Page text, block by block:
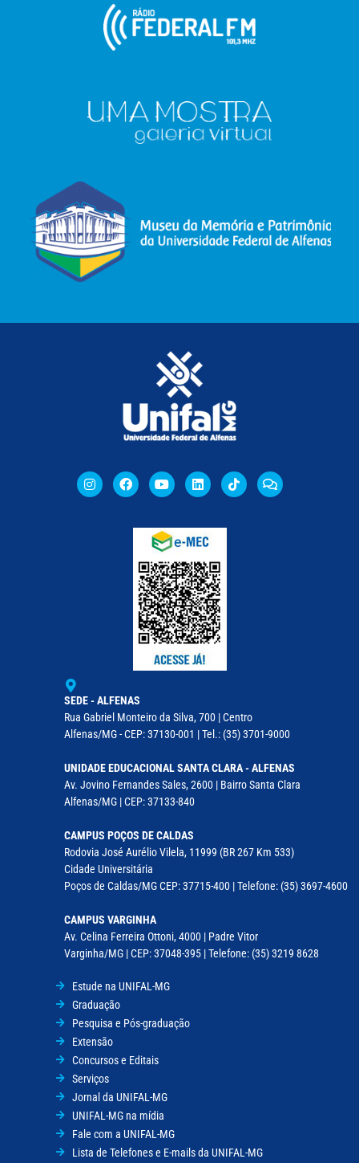
SEDE - ALFENAS
Rua Gabriel Monteiro da Silva, 700 | Centro
Alfenas/MG - CEP: 37130-001 | Tel.: (35) 3701-9000
UNIDADE EDUCACIONAL SANTA CLARA - ALFENAS
Av. Jovino Fernandes Sales, 2600 | Bairro Santa Clara
Alfenas/MG | CEP: 37133-840
CAMPUS POÇOS DE CALDAS
Rodovia José Aurélio Vilela, 11999 (BR 267 Km 533)
Cidade Universitária
Poços de Caldas/MG CEP: 37715-400 | Telefone: (35) 3697-4600
CAMPUS VARGINHA
Av. Celina Ferreira Ottoni, 4000 | Padre Vitor
Varginha/MG | CEP: 37048-395 | Telefone: (35) 3219 8628
Estude na UNIFAL-MG
Graduação
Pesquisa e Pós-graduação
Extensão
Concursos e Editais
Serviços
Jornal da UNIFAL-MG
UNIFAL-MG na mídia
Fale com a UNIFAL-MG
Lista de Telefones e E-mails da UNIFAL-MG